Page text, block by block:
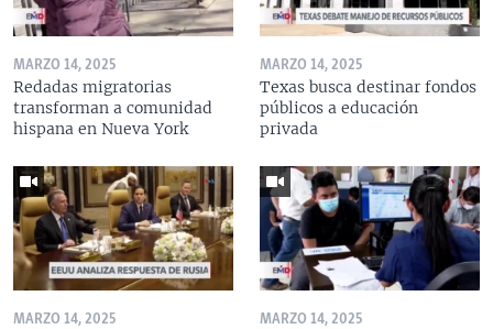
MARZO 14, 2025
Redadas migratorias
transforman a comunidad
hispana en Nueva York
MARZO 14, 2025
Texas busca destinar fondos
públicos a educación
privada
MARZO 14, 2025 MARZO 14, 2025